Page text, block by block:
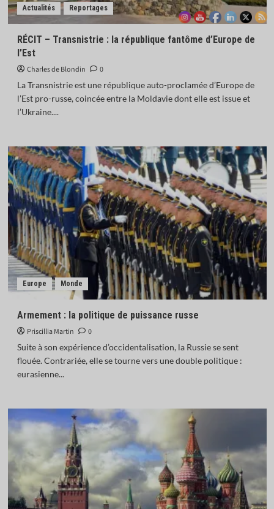
Actualités Reportages
RÉCIT – Transnistrie : la république fantôme d’Europe de
l’Est
Charles de Blondin
0
La Transnistrie est une république auto-proclamée d’Europe de
l’Est pro-russe, coincée entre la Moldavie dont elle est issue et
l’Ukraine....
Europe Monde
Armement : la politique de puissance russe
Priscillia Martin
0
Suite à son expérience d’occidentalisation, la Russie se sent
flouée. Contrariée, elle se tourne vers une double politique :
eurasienne...